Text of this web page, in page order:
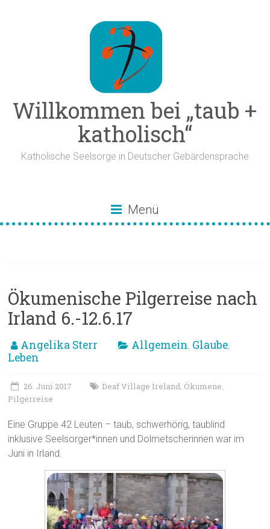
Willkommen bei „taub +
katholisch“
Katholische Seelsorge in Deutscher Gebärdensprache
Menü
Ökumenische Pilgerreise nach
Irland 6.-12.6.17
Angelika Sterr Allgemein, Glaube,
Leben
26. Juni 2017 Deaf Village Ireland, Ökumene,
Pilgerreise
Eine Gruppe 42 Leuten – taub, schwerhörig, taublind
inklusive Seelsorger*innen und Dolmetscherinnen war im
Juni in Irland.